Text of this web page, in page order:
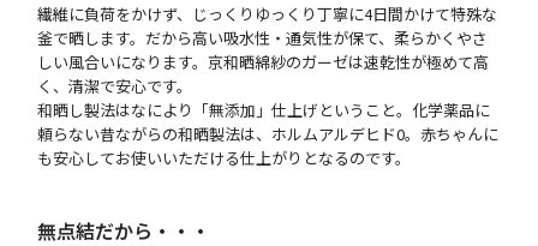
繊維に負荷をかけず、じっくりゆっくり丁寧に4日間かけて特殊な
釜で晒します。だから高い吸水性・通気性が保て、柔らかくやさ
しい風合いになります。京和晒綿紗のガーゼは速乾性が極めて高
く、清潔で安心です。
和晒し製法はなにより「無添加」仕上げということ。化学薬品に
頼らない昔ながらの和晒製法は、ホルムアルデヒド0。赤ちゃんに
も安心してお使いいただける仕上がりとなるのです。
無点結だから・・・